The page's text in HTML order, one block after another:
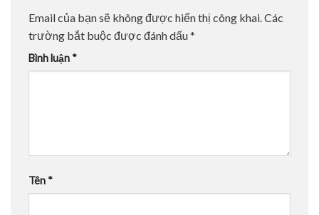
Email của bạn sẽ không được hiển thị công khai.Các
trường bắt buộc được đánh dấu*
Bình luận *
Tên *